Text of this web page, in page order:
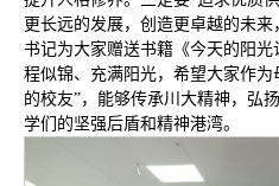
更长远的发展，创造更卓越的未
书记为大家赠送书籍《今天的阳
程似锦、充满阳光，希望大家作为
的校友”，能够传承川大精神，弘
学们的坚强后盾和精神港湾。